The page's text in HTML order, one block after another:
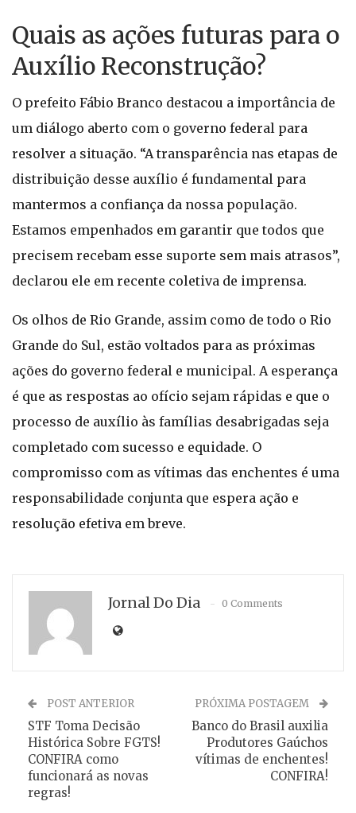
Quais as ações futuras para o
Auxílio Reconstrução?
O prefeito Fábio Branco destacou a importância de
um diálogo aberto com o governo federal para
resolver a situação. “A transparência nas etapas de
distribuição desse auxílio é fundamental para
mantermos a confiança da nossa população.
Estamos empenhados em garantir que todos que
precisem recebam esse suporte sem mais atrasos”,
declarou ele em recente coletiva de imprensa.
Os olhos de Rio Grande, assim como de todo o Rio
Grande do Sul, estão voltados para as próximas
ações do governo federal e municipal. A esperança
é que as respostas ao ofício sejam rápidas e que o
processo de auxílio às famílias desabrigadas seja
completado com sucesso e equidade. O
compromisso com as vítimas das enchentes é uma
responsabilidade conjunta que espera ação e
resolução efetiva em breve.
Jornal Do Dia 0 Comments
POST ANTERIOR
STF Toma Decisão
Histórica Sobre FGTS!
CONFIRA como
funcionará as novas
regras!
PRÓXIMA POSTAGEM
Banco do Brasil auxilia
Produtores Gaúchos
vítimas de enchentes!
CONFIRA!